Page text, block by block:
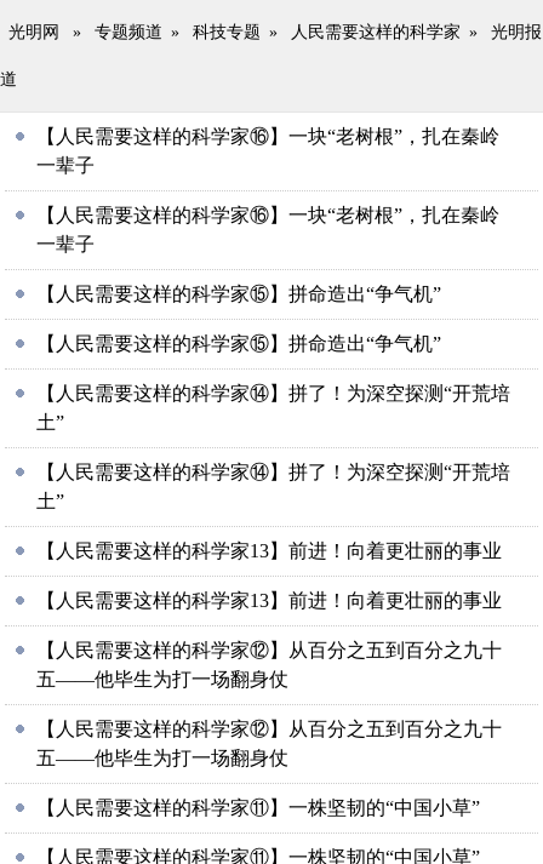
光明网 » 专题频道 » 科技专题 » 人民需要这样的科学家 » 光明报
道
【人民需要这样的科学家⑯】一块“老树根”，扎在秦岭
一辈子
【人民需要这样的科学家⑯】一块“老树根”，扎在秦岭
一辈子
【人民需要这样的科学家⑮】拼命造出“争气机”
【人民需要这样的科学家⑮】拼命造出“争气机”
【人民需要这样的科学家⑭】拼了！为深空探测“开荒培
土”
【人民需要这样的科学家⑭】拼了！为深空探测“开荒培
土”
【人民需要这样的科学家13】前进！向着更壮丽的事业
【人民需要这样的科学家13】前进！向着更壮丽的事业
【人民需要这样的科学家⑫】从百分之五到百分之九十
五——他毕生为打一场翻身仗
【人民需要这样的科学家⑫】从百分之五到百分之九十
五——他毕生为打一场翻身仗
【人民需要这样的科学家⑪】一株坚韧的“中国小草”
【人民需要这样的科学家⑪】一株坚韧的“中国小草”